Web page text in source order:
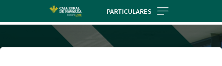
contentt
PARTICULARES